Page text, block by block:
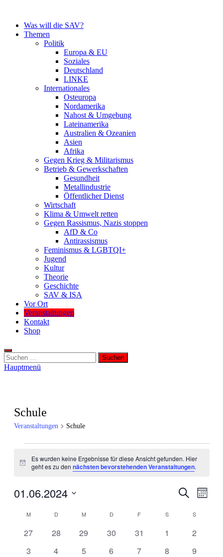
springenWas will die SAV?
Themen
Politik
Europa & EU
Soziales
Deutschland
LINKE
Internationales
Osteuropa
Nordamerika
Nahost & Umgebung
Lateinamerika
Australien & Ozeanien
Asien
Afrika
Gegen Krieg & Militarismus
Betrieb & Gewerkschaften
Gesundheit
Metallindustrie
Öffentlicher Dienst
Wirtschaft
Klima & Umwelt retten
Gegen Rassismus, Nazis stoppen
AfD & Co
Antirassismus
Feminismus & LGBTQI+
Jugend
Kultur
Theorie
Geschichte
SAV & ISA
Vor Ort
Veranstaltungen
Kontakt
Shop
Suchen
nach:
Hauptmenü
Schule
Veranstaltungen Schule
Hinweis
Es wurden keine Ergebnisse für diese Ansicht gefunden. Hier
geht es zu den nächsten bevorstehenden Veranstaltungen.
und
Suche
Monat
01.06.2024
wählen.
Kalender
von
M MONTAGDDIENSTAG
M MITTWOCH
D DONNERSTAG
F SSAMSTAGS
0
27
0
28
0
29
0
30
0
31
0
1
0
2
0
3
0
4
0
5
0
6
0
7
0
8
0
9